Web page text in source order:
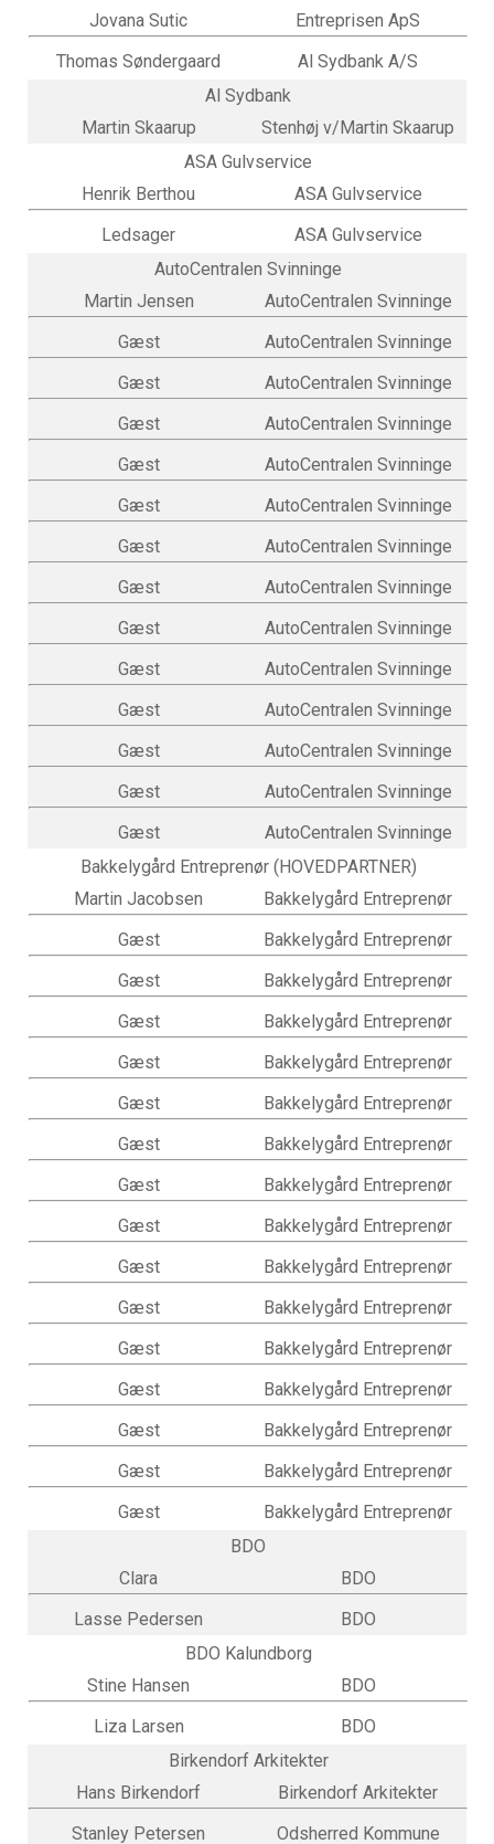
Jovana Sutic
Entreprisen ApS
Thomas Søndergaard
Al Sydbank A/S
Al Sydbank
Martin Skaarup
Stenhøj v/Martin Skaarup
ASA Gulvservice
Henrik Berthou
ASA Gulvservice
Ledsager
ASA Gulvservice
AutoCentralen Svinninge
Martin Jensen
AutoCentralen Svinninge
Gæst
AutoCentralen Svinninge
Gæst
AutoCentralen Svinninge
Gæst
AutoCentralen Svinninge
Gæst
AutoCentralen Svinninge
Gæst
AutoCentralen Svinninge
Gæst
AutoCentralen Svinninge
Gæst
AutoCentralen Svinninge
Gæst
AutoCentralen Svinninge
Gæst
AutoCentralen Svinninge
Gæst
AutoCentralen Svinninge
Gæst
AutoCentralen Svinninge
Gæst
AutoCentralen Svinninge
Gæst
AutoCentralen Svinninge
Bakkelygård Entreprenør (HOVEDPARTNER)
Martin Jacobsen
Bakkelygård Entreprenør
Gæst
Bakkelygård Entreprenør
Gæst
Bakkelygård Entreprenør
Gæst
Bakkelygård Entreprenør
Gæst
Bakkelygård Entreprenør
Gæst
Bakkelygård Entreprenør
Gæst
Bakkelygård Entreprenør
Gæst
Bakkelygård Entreprenør
Gæst
Bakkelygård Entreprenør
Gæst
Bakkelygård Entreprenør
Gæst
Bakkelygård Entreprenør
Gæst
Bakkelygård Entreprenør
Gæst
Bakkelygård Entreprenør
Gæst
Bakkelygård Entreprenør
Gæst
Bakkelygård Entreprenør
Gæst
Bakkelygård Entreprenør
BDO
Clara
BDO
Lasse Pedersen
BDO
BDO Kalundborg
Stine Hansen
BDO
Liza Larsen
BDO
Birkendorf Arkitekter
Hans Birkendorf
Birkendorf Arkitekter
Stanley Petersen
Odsherred Kommune